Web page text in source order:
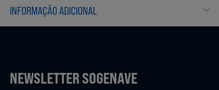
Mercearia
INFORMAÇÃO ADICIONAL
NEWSLETTER SOGENAVE